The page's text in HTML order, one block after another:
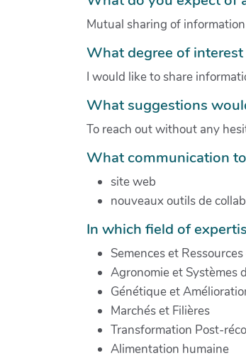
Mutual sharing of
What degree of
I would like to share
What suggestions
To reach out without any
What communication
site web
nouveaux outils de
In which field of
Semences et
Agronomie et Systèmes
Génétique et
Marchés et Filières
Transformation Post-
Alimentation humaine